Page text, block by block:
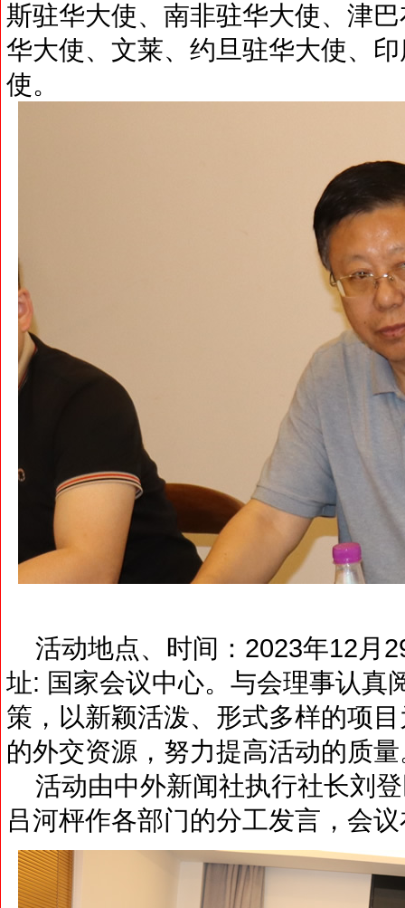
斯驻华大使、南非驻华大使、津
华大使、文莱、约旦驻华大使、
使。
活动地点、时间：2023年12月
址: 国家会议中心。与会理事认真
策，以新颖活泼、形式多样的项
的外交资源，努力提高活动的质
活动由中外新闻社执行社长刘
吕河枰作各部门的分工发言，会